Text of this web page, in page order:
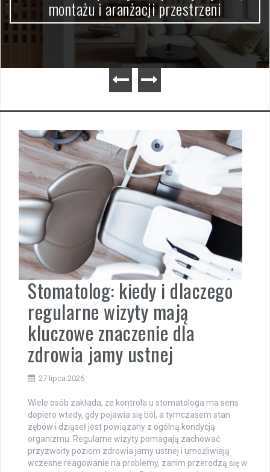
montażu i aranżacji przestrzeni
Stomatolog: kiedy i dlaczego
regularne wizyty mają
kluczowe znaczenie dla
zdrowia jamy ustnej
27 lipca 2026
Wiele osób zakłada, że kontrola u stomatologa ma sens
dopiero wtedy, gdy pojawia się ból, a tymczasem stan
zębów i dziąseł jest powiązany z ogólną kondycją
organizmu. Regularne wizyty pomagają zachować
przyzwoity poziom zdrowia jamy ustnej i umożliwiają
wczesne reagowanie na problemy, zanim przerodzą się w